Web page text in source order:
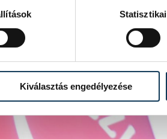
Statisztikai
Kiválasztás engedélyezése